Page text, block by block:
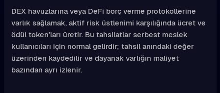
DEX havuzlarına veya DeFi borç verme protokollerine
varlık sağlamak, aktif risk üstlenimi karşılığında ücret ve
ödül token’ları üretir. Bu tahsilatlar serbest meslek
kullanıcıları için normal gelirdir; tahsil anındaki değer
üzerinden kaydedilir ve dayanak varlığın maliyet
bazından ayrı izlenir.